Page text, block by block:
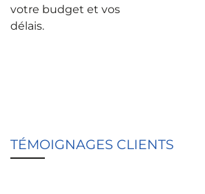
votre budget et vos
délais.
TÉMOIGNAGES CLIENTS